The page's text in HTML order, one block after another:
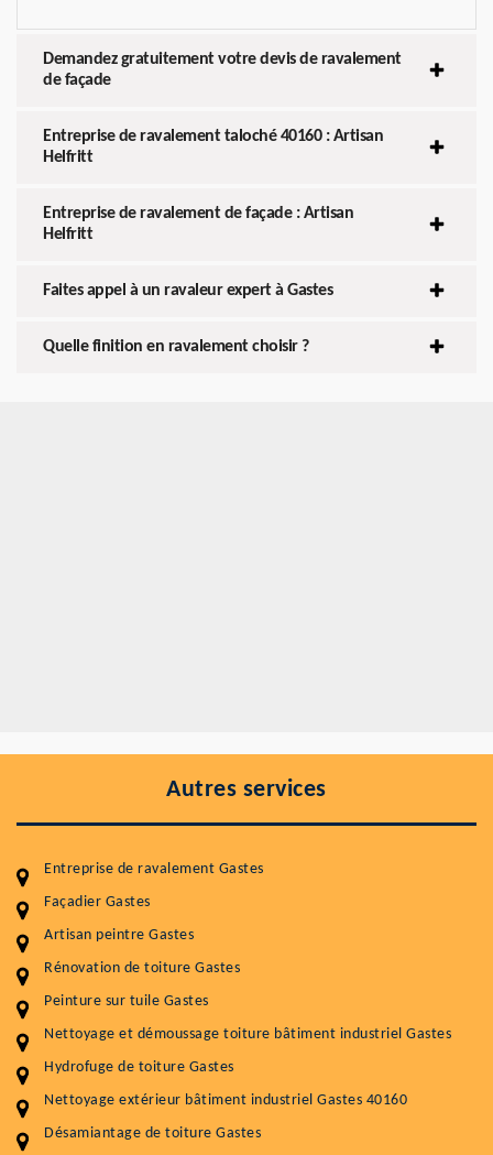
Demandez gratuitement votre devis de ravalement
de façade
Entreprise de ravalement taloché 40160 : Artisan
Helfritt
Entreprise de ravalement de façade : Artisan
Helfritt
Faites appel à un ravaleur expert à Gastes
Quelle finition en ravalement choisir ?
Autres services
Entreprise de ravalement Gastes
Façadier Gastes
Artisan peintre Gastes
Rénovation de toiture Gastes
Peinture sur tuile Gastes
Nettoyage et démoussage toiture bâtiment industriel Gastes
Hydrofuge de toiture Gastes
Nettoyage extérieur bâtiment industriel Gastes 40160
Désamiantage de toiture Gastes
Entretenir votre toiture, c'est préserver sa
durabilité
Plus de 15 ans d'expérience en couverture et facade
Service
Nettoyageb toiture
Démoussage toiture